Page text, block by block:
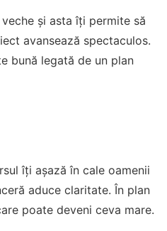
și asta îți permite să
avansează spectaculos.
bună legată de un plan
îți așază în cale oamenii
aduce claritate. În plan
poate deveni ceva mare.